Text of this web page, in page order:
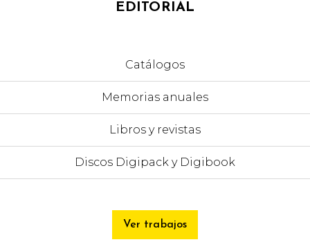
EDITORIAL
Catálogos
Memorias anuales
Libros y revistas
Discos Digipack y Digibook
Ver trabajos